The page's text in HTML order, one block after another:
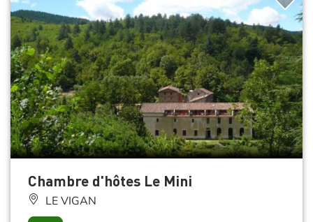
Chambre d'hôtes Le Mini
LE VIGAN